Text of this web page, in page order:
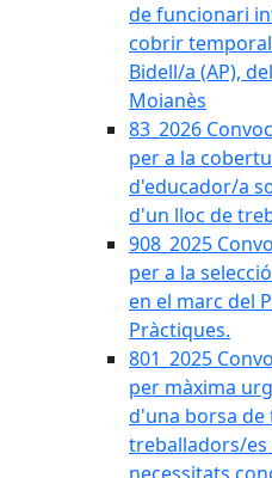
de funcionari
cobrir
Bidell/a (AP),
Moianès
83_2026
per a la
d'educador/a
d'un lloc de
908_2025
per a la
en el marc del
Pràctiques.
801_2025
per màxima
d'una borsa de
treballadors/es